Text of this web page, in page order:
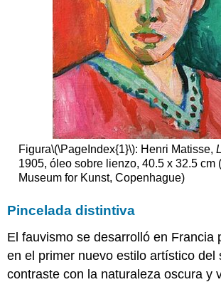
Figura\(\PageIndex{1}\): Henri Matisse,
1905, óleo sobre lienzo, 40.5 x 32.5 cm
Museum for Kunst, Copenhague)
Pincelada distintiva
El fauvismo se desarrolló en Francia
en el primer nuevo estilo artístico del
contraste con la naturaleza oscura y